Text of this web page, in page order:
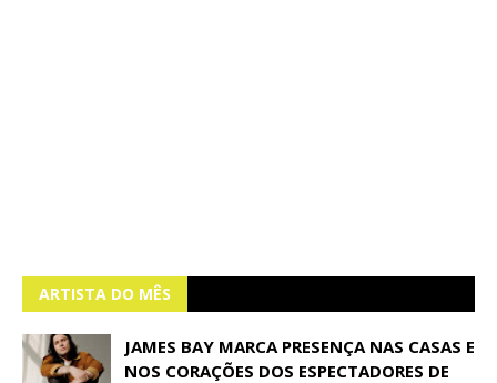
ARTISTA DO MÊS
JAMES BAY MARCA PRESENÇA NAS CASAS E
NOS CORAÇÕES DOS ESPECTADORES DE